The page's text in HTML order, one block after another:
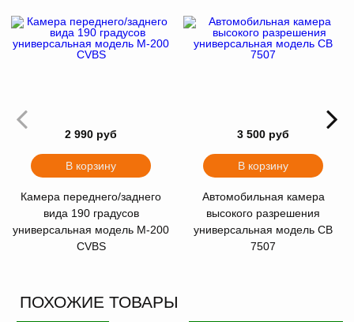
2 990 руб
В корзину
Камера переднего/заднего
вида 190 градусов
универсальная модель M-200
CVBS
3 500 руб
В корзину
Автомобильная камера
высокого разрешения
универсальная модель CB
7507
ПОХОЖИЕ ТОВАРЫ